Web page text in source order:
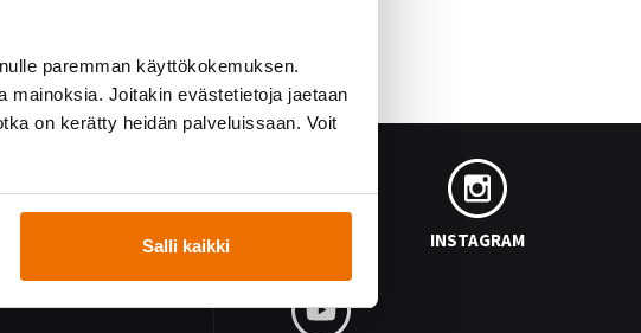
paremman käyttökokemuksen.
mainoksia. Joitakin evästetietoja jaetaan
on kerätty heidän palveluissaan. Voit
Salli kaikki INSTAGRAM